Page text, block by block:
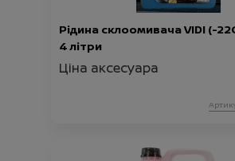
Рідина склоомивача VIDI (-
4 літри
Ціна аксесуара